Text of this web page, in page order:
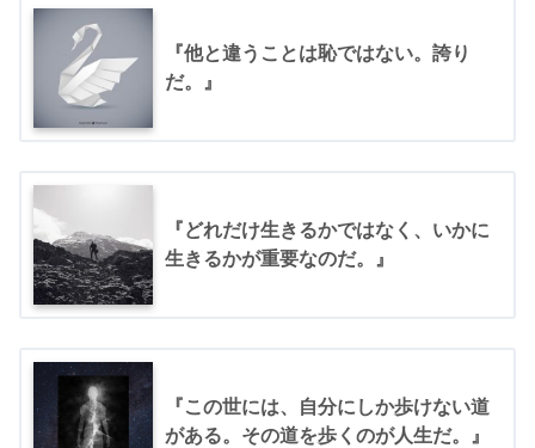
『他と違うことは恥ではない。誇り
だ。』
『どれだけ生きるかではなく、いかに
生きるかが重要なのだ。』
『この世には、自分にしか歩けない道
がある。その道を歩くのが人生だ。』